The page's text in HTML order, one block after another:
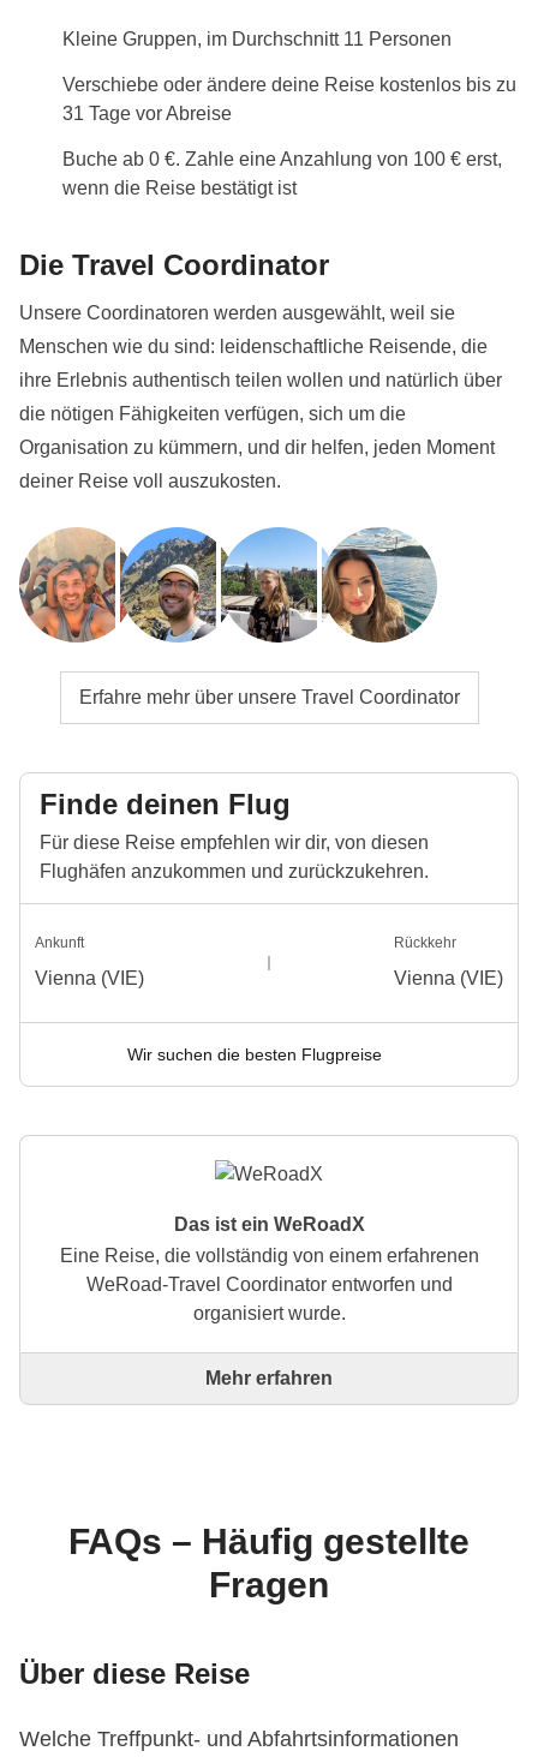
Kleine Gruppen, im Durchschnitt 11 Personen
Verschiebe oder ändere deine Reise kostenlos bis zu
31 Tage vor Abreise
Buche ab 0 €. Zahle eine Anzahlung von 100 € erst,
wenn die Reise bestätigt ist
Die Travel Coordinator
Unsere Coordinatoren werden ausgewählt, weil sie
Menschen wie du sind: leidenschaftliche Reisende, die
ihre Erlebnis authentisch teilen wollen und natürlich über
die nötigen Fähigkeiten verfügen, sich um die
Organisation zu kümmern, und dir helfen, jeden Moment
deiner Reise voll auszukosten.
Erfahre mehr über unsere Travel Coordinator
Finde deinen Flug
Für diese Reise empfehlen wir dir, von diesen
Flughäfen anzukommen und zurückzukehren.
Ankunft
Vienna (VIE)
Rückkehr
Vienna (VIE)
Wir suchen die besten Flugpreise
Das ist ein WeRoadX
Eine Reise, die vollständig von einem erfahrenen
WeRoad-Travel Coordinator entworfen und
organisiert wurde.
Dies ist eine Reise, die vollständig von einem
Erlebnisse vor Ort. Über WeRoad kannst du die
Reise buchen und in deinem persönlichen Bereich
verwalten, wie jede andere WeRoad-Reise auch.
Mehr erfahren
FAQs – Häufig gestellte
Fragen
Über diese Reise
Welche Treffpunkt- und Abfahrtsinformationen